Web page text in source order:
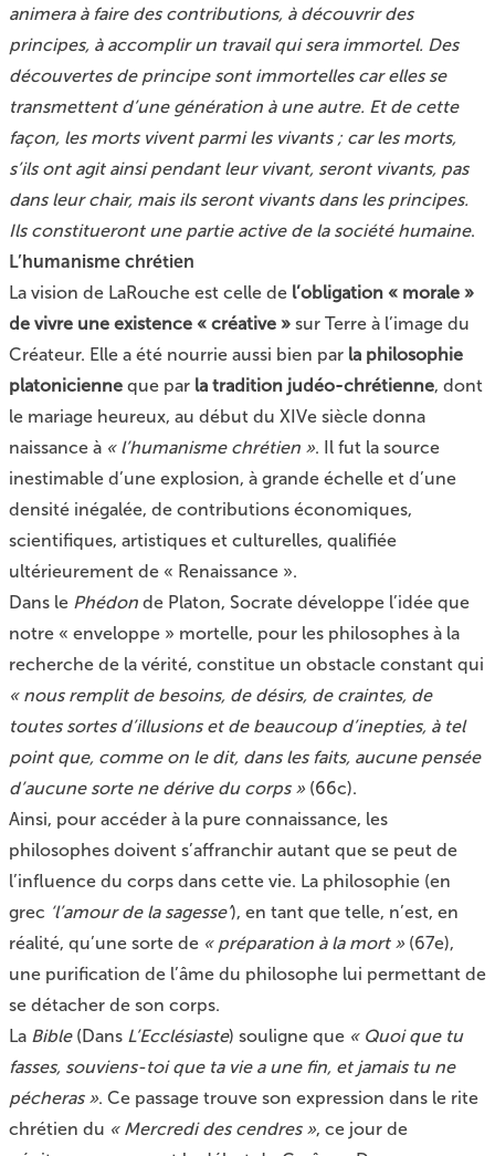
animera à faire des contributions, à découvrir des
principes, à accomplir un travail qui sera immortel. Des
découvertes de principe sont immortelles car elles se
transmettent d’une génération à une autre. Et de cette
façon, les morts vivent parmi les vivants ; car les morts,
s’ils ont agit ainsi pendant leur vivant, seront vivants, pas
dans leur chair, mais ils seront vivants dans les principes.
Ils constitueront une partie active de la société humaine.
L’humanisme chrétien
La vision de LaRouche est celle de l’obligation « morale »
de vivre une existence « créative » sur Terre à l’image du
Créateur. Elle a été nourrie aussi bien par la philosophie
platonicienne que par la tradition judéo-chrétienne, dont
le mariage heureux, au début du XIVe siècle donna
naissance à « l’humanisme chrétien ». Il fut la source
inestimable d’une explosion, à grande échelle et d’une
densité inégalée, de contributions économiques,
scientifiques, artistiques et culturelles, qualifiée
ultérieurement de « Renaissance ».
Dans le Phédon de Platon, Socrate développe l’idée que
notre « enveloppe » mortelle, pour les philosophes à la
recherche de la vérité, constitue un obstacle constant qui
« nous remplit de besoins, de désirs, de craintes, de
toutes sortes d’illusions et de beaucoup d’inepties, à tel
point que, comme on le dit, dans les faits, aucune pensée
d’aucune sorte ne dérive du corps »(66c).
Ainsi, pour accéder à la pure connaissance, les
philosophes doivent s’affranchir autant que se peut de
l’influence du corps dans cette vie. La philosophie (en
grec ‘l’amour de la sagesse’), en tant que telle, n’est, en
réalité, qu’une sorte de « préparation à la mort »(67e),
une purification de l’âme du philosophe lui permettant de
se détacher de son corps.
La Bible(Dans L’Ecclésiaste) souligne que « Quoi que tu
fasses, souviens-toi que ta vie a une fin, et jamais tu ne
pécheras ». Ce passage trouve son expression dans le rite
chrétien du « Mercredi des cendres », ce jour de